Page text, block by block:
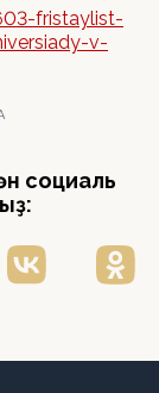
fristaylist-
v-
социаль